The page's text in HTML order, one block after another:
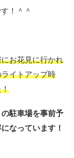
！＾＾
お花見に行かれ
イトアップ時
！
駐車場を事前予
なっています！